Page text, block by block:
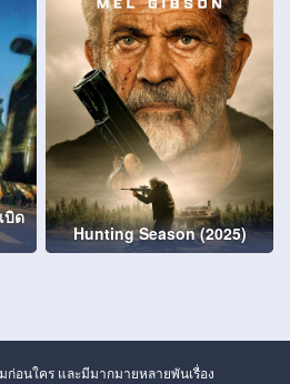
บิด
Hunting Season (2025)
อนใคร และมีมากมายหลายพันเรื่อง